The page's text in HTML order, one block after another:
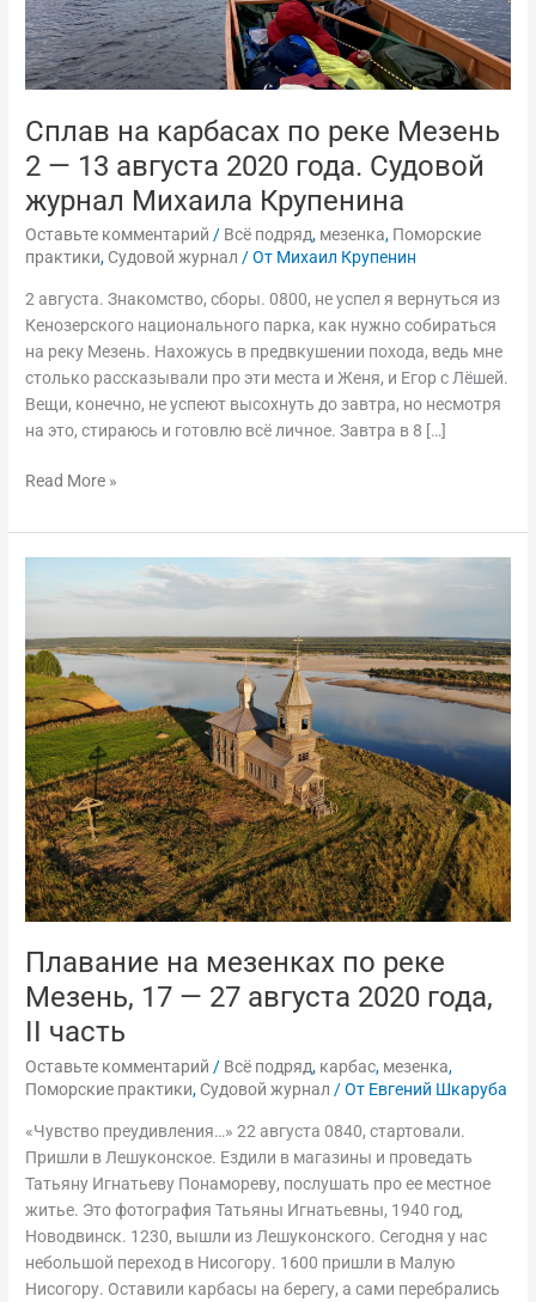
Сплав на карбасах по реке Мезень
2 — 13 августа 2020 года. Судовой
журнал Михаила Крупенина
Оставьте комментарий / Всё подряд, мезенка, Поморские
практики, Судовой журнал / От Михаил Крупенин
2 августа. Знакомство, сборы. 0800, не успел я вернуться из
Кенозерского национального парка, как нужно собираться
на реку Мезень. Нахожусь в предвкушении похода, ведь мне
столько рассказывали про эти места и Женя, и Егор с Лёшей.
Вещи, конечно, не успеют высохнуть до завтра, но несмотря
на это, стираюсь и готовлю всё личное. Завтра в 8 […]
года.
Судовой
журнал
Крупенина
Read More »
Плавание на мезенках по реке
Мезень, 17 — 27 августа 2020 года,
II часть
Оставьте комментарий / Всё подряд, карбас, мезенка,
Поморские практики, Судовой журнал / От Евгений Шкаруба
«Чувство преудивления…» 22 августа 0840, стартовали.
Пришли в Лешуконское. Ездили в магазины и проведать
Татьяну Игнатьеву Понамореву, послушать про ее местное
житье. Это фотография Татьяны Игнатьевны, 1940 год,
Новодвинск. 1230, вышли из Лешуконского. Сегодня у нас
небольшой переход в Нисогору. 1600 пришли в Малую
Нисогору. Оставили карбасы на берегу, а сами перебрались
по
реке
Мезень,
17
—
27
августа
2020
года,
II
часть